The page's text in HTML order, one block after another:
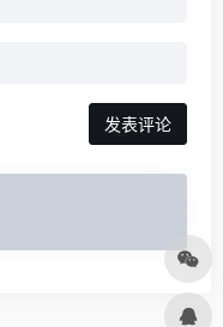
发表评论